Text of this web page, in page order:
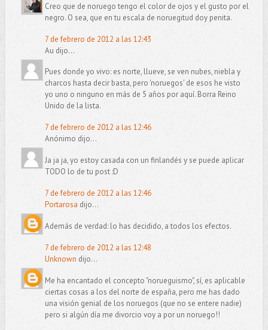
Creo que de noruego tengo el color de ojos y el gusto por el
negro. O sea, que en tu escala de noruegitud doy penita.
7 de febrero de 2012 a las 12:43
Au dijo...
Pues donde yo vivo: es norte, llueve, se ven nubes, niebla y
charcos hasta decir basta, pero 'noruegos' de esos he visto
yo uno o ninguno en más de 5 años por aquí. Borra Reino
Unido de la lista.
7 de febrero de 2012 a las 12:46
Anónimo dijo...
Ja ja ja, yo estoy casada con un finlandés y se puede aplicar
TODO lo de tu post :D
7 de febrero de 2012 a las 12:46
Portarosa dijo...
Además de verdad: lo has decidido, a todos los efectos.
7 de febrero de 2012 a las 12:48
Unknown dijo...
Me ha encantado el concepto "norueguismo", sí, es aplicable
ciertas cosas a los del norte de españa, pero me has dado
una visión genial de los noruegos (que no se entere nadie)
pero si algún día me divorcio voy a por un noruego!!